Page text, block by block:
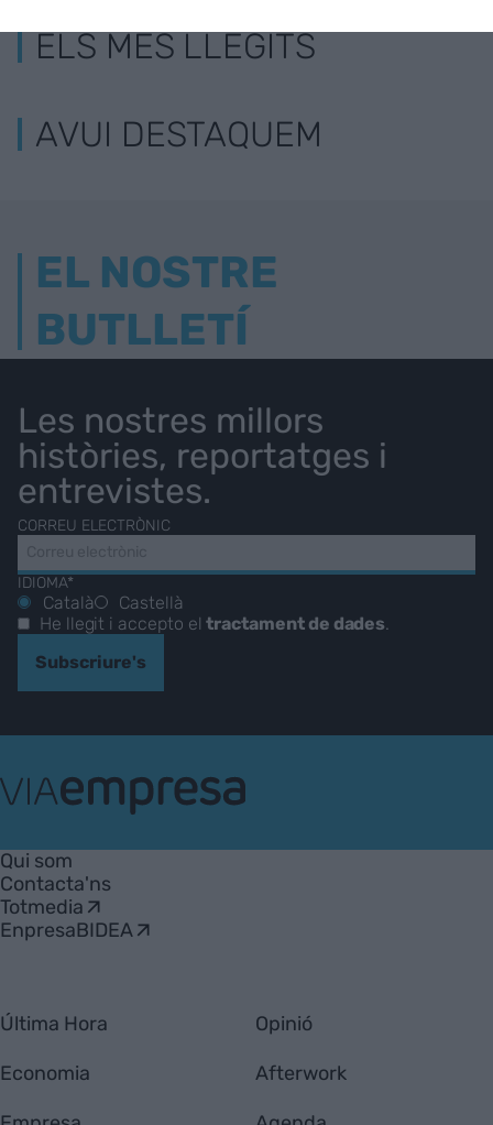
ELS MÉS LLEGITS
AVUI DESTAQUEM
EL NOSTRE
BUTLLETÍ
Les nostres millors
històries, reportatges i
entrevistes.
CORREU ELECTRÒNIC
IDIOMA*
Català
Castellà
He llegit i accepto eltractament de dades.
Subscriure's
Empresa
Qui som
Contacta'ns
Totmedia
EnpresaBIDEA
Última Hora
Economia
Opinió
Afterwork